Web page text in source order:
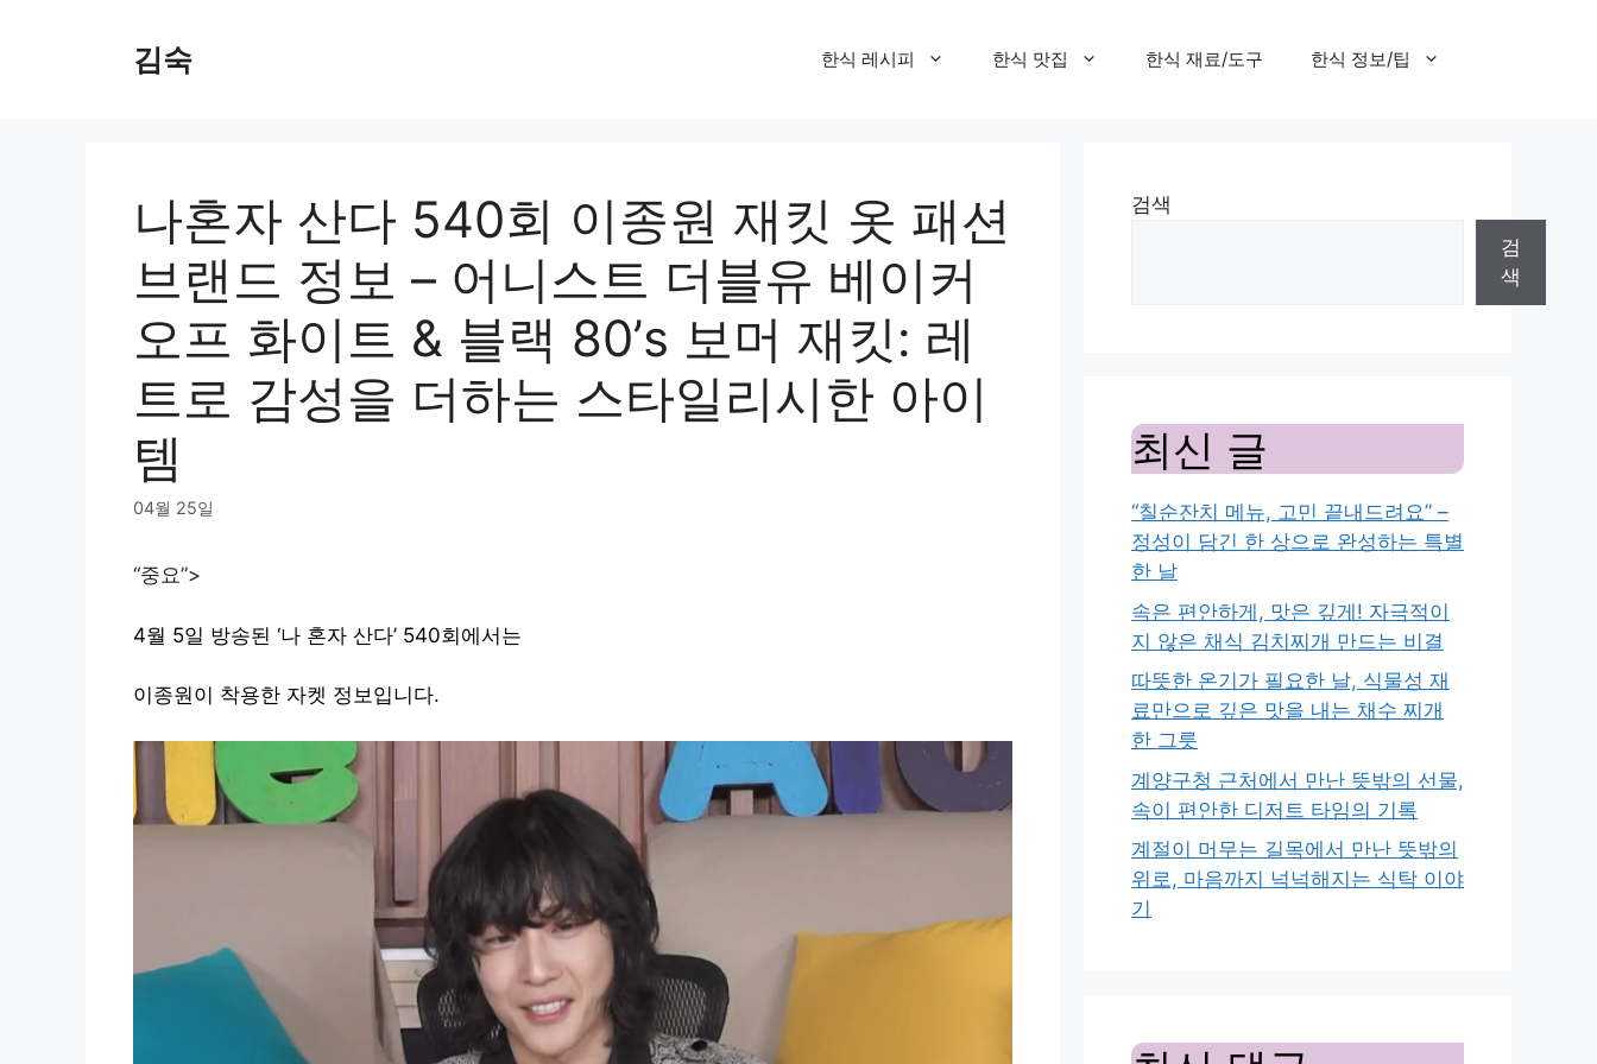
김숙 한식 레시피 한식 맛집 한식 재료/도구 한식 정보/팁
나혼자 산다 540회 이종원 재킷 옷 패션
브랜드 정보 – 어니스트 더블유 베이커
오프 화이트 & 블랙 80’s 보머 재킷: 레
트로 감성을 더하는 스타일리시한 아이
템
04월 25일
“중요”>
4월 5일 방송된 ‘나 혼자 산다’ 540회에서는
이종원이 착용한 자켓 정보입니다.
검색
검
색
최신 글
“칠순잔치 메뉴, 고민 끝내드려요” –
정성이 담긴 한 상으로 완성하는 특별
한 날
속은 편안하게, 맛은 깊게! 자극적이
지 않은 채식 김치찌개 만드는 비결
따뜻한 온기가 필요한 날, 식물성 재
료만으로 깊은 맛을 내는 채수 찌개
한 그릇
계양구청 근처에서 만난 뜻밖의 선물,
속이 편안한 디저트 타임의 기록
계절이 머무는 길목에서 만난 뜻밖의
위로, 마음까지 넉넉해지는 식탁 이야
기